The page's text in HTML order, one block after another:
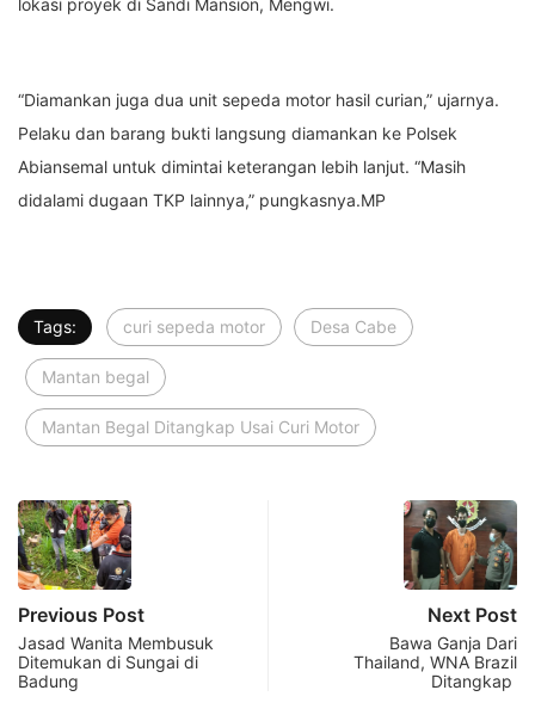
lokasi proyek di Sandi Mansion, Mengwi.
“Diamankan juga dua unit sepeda motor hasil curian,” ujarnya.
Pelaku dan barang bukti langsung diamankan ke Polsek
Abiansemal untuk dimintai keterangan lebih lanjut. “Masih
didalami dugaan TKP lainnya,” pungkasnya.MP
Tags: curi sepeda motor Desa Cabe
Mantan begal
Mantan Begal Ditangkap Usai Curi Motor
Previous Post
Jasad Wanita Membusuk
Ditemukan di Sungai di
Badung
Next Post
Bawa Ganja Dari
Thailand, WNA Brazil
Ditangkap